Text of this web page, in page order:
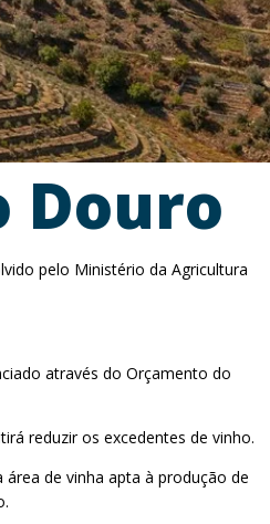
Douro
pelo Ministério da Agricultura
através do Orçamento do
reduzir os excedentes de vinho.
de vinha apta à produção de